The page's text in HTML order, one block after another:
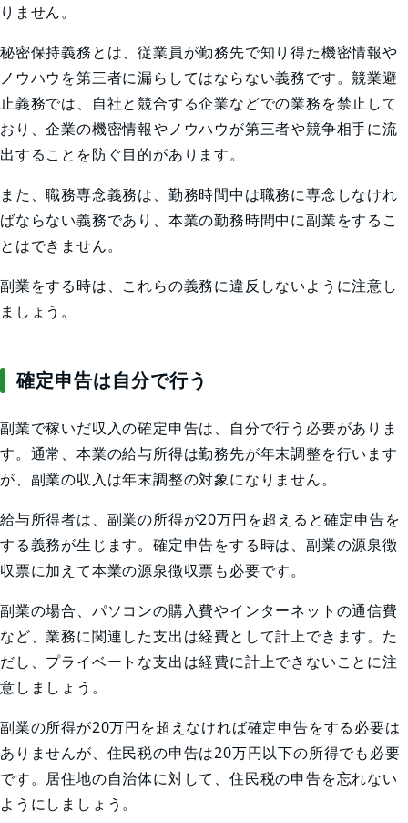
りません。
秘密保持義務とは、従業員が勤務先で知り得た機密情報や
ノウハウを第三者に漏らしてはならない義務です。競業避
止義務では、自社と競合する企業などでの業務を禁止して
おり、企業の機密情報やノウハウが第三者や競争相手に流
出することを防ぐ目的があります。
また、職務専念義務は、勤務時間中は職務に専念しなけれ
ばならない義務であり、本業の勤務時間中に副業をするこ
とはできません。
副業をする時は、これらの義務に違反しないように注意し
ましょう。
確定申告は自分で行う
副業で稼いだ収入の確定申告は、自分で行う必要がありま
す。通常、本業の給与所得は勤務先が年末調整を行います
が、副業の収入は年末調整の対象になりません。
給与所得者は、副業の所得が20万円を超えると確定申告を
する義務が生じます。確定申告をする時は、副業の源泉徴
収票に加えて本業の源泉徴収票も必要です。
副業の場合、パソコンの購入費やインターネットの通信費
など、業務に関連した支出は経費として計上できます。た
だし、プライベートな支出は経費に計上できないことに注
意しましょう。
副業の所得が20万円を超えなければ確定申告をする必要は
ありませんが、住民税の申告は20万円以下の所得でも必要
です。居住地の自治体に対して、住民税の申告を忘れない
ようにしましょう。